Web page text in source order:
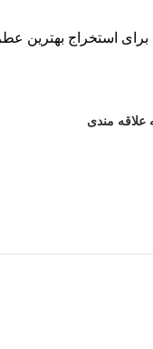
استخراج بهترین
علاقه مندی